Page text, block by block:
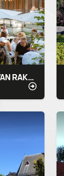
WATERMOLEN VAN RAKHORST